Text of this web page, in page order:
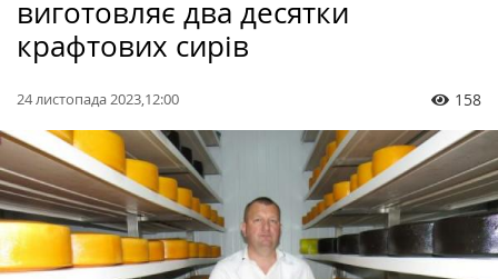
виготовляє два десятки
крафтових сирів
24 листопада 2023,12:00 158